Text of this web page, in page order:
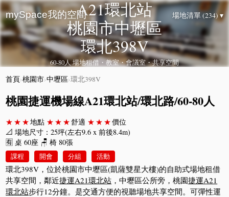
mySpace我的空間 場地清單 (234) ▾
A21環北站
桃園市中壢區
環北398V
60-80人 場地租借・教室・會議室・共享空間
首頁›桃園市›中壢區›環北398V
桃園捷運機場線A21環北站/環北路/60-80人
★★★地點 ★★★舒適 ★★★價位
📐 場地尺寸：25坪(左右9.6 x 前後8.4m)
🈶 桌 60座 🪑 椅 80張
課程 開會 分組 活動
環北398V，位於桃園市中壢區(凱薩雙星大樓)的自助式場地租借
共享空間，鄰近捷運A21環北站 ，中壢區公所旁，桃園捷運A21
環北站步行12分鐘。是交通方便的視聽場地共享空間。可彈性運